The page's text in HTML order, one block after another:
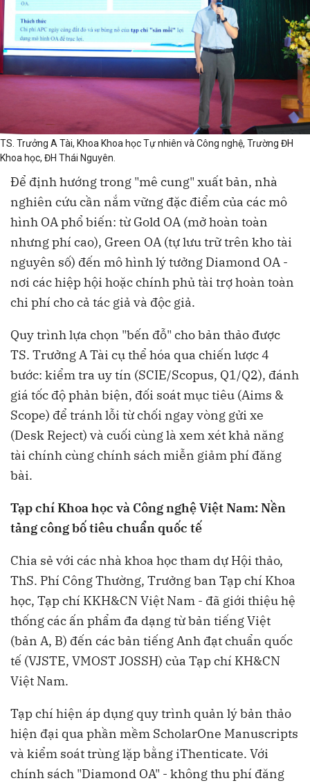
TS. Trưởng A Tài, Khoa Khoa học Tự nhiên và Công nghệ, Trường ĐH
Khoa học, ĐH Thái Nguyên.
Để định hướng trong "mê cung" xuất bản, nhà
nghiên cứu cần nắm vững đặc điểm của các mô
hình OA phổ biến: từ Gold OA (mở hoàn toàn
nhưng phí cao), Green OA (tự lưu trữ trên kho tài
nguyên số) đến mô hình lý tưởng Diamond OA -
nơi các hiệp hội hoặc chính phủ tài trợ hoàn toàn
chi phí cho cả tác giả và độc giả.
Quy trình lựa chọn "bến đỗ" cho bản thảo được
TS. Trưởng A Tài cụ thể hóa qua chiến lược 4
bước: kiểm tra uy tín (SCIE/Scopus, Q1/Q2), đánh
giá tốc độ phản biện, đối soát mục tiêu (Aims &
Scope) để tránh lỗi từ chối ngay vòng gửi xe
(Desk Reject) và cuối cùng là xem xét khả năng
tài chính cùng chính sách miễn giảm phí đăng
bài.
Tạp chí Khoa học và Công nghệ Việt Nam: Nền
tảng công bố tiêu chuẩn quốc tế
Chia sẻ với các nhà khoa học tham dự Hội thảo,
ThS. Phí Công Thường, Trưởng ban Tạp chí Khoa
học, Tạp chí KKH&CN Việt Nam - đã giới thiệu hệ
thống các ấn phẩm đa dạng từ bản tiếng Việt
(bản A, B) đến các bản tiếng Anh đạt chuẩn quốc
tế (VJSTE, VMOST JOSSH) của Tạp chí KH&CN
Việt Nam.
Tạp chí hiện áp dụng quy trình quản lý bản thảo
hiện đại qua phần mềm ScholarOne Manuscripts
và kiểm soát trùng lặp bằng iThenticate. Với
chính sách "Diamond OA" - không thu phí đăng